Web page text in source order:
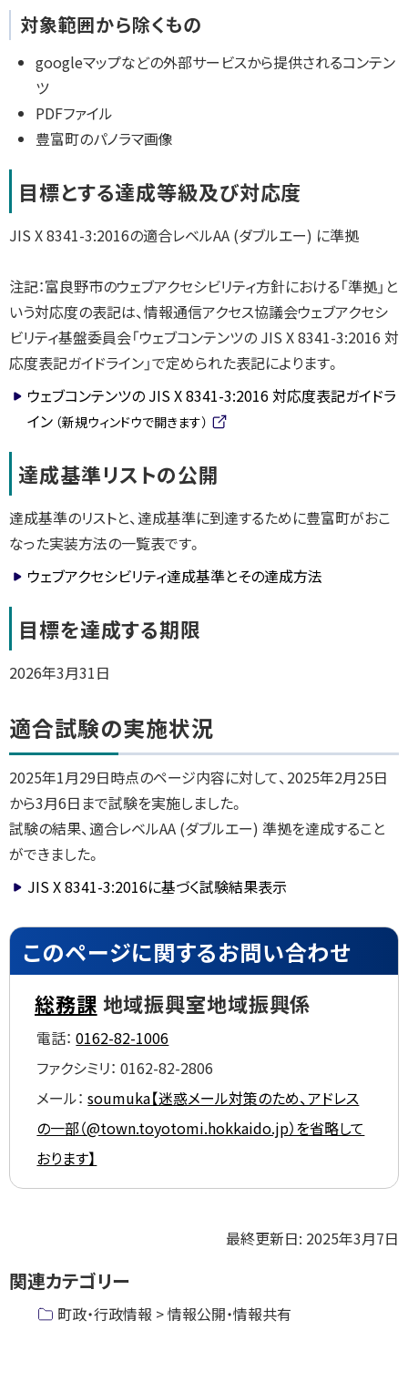
対象範囲から除くもの
googleマップなどの外部サービスから提供されるコンテン
ツ
PDFファイル
豊富町のパノラマ画像
目標とする達成等級及び対応度
JIS X 8341-3:2016の適合レベルAA (ダブルエー) に準拠
注記：富良野市のウェブアクセシビリティ方針における「準拠」と
いう対応度の表記は、情報通信アクセス協議会ウェブアクセシ
ビリティ基盤委員会「ウェブコンテンツの JIS X 8341-3:2016 対
応度表記ガイドライン」で定められた表記によります。
ウェブコンテンツの JIS X 8341-3:2016 対応度表記ガイドラ
イン （新規ウィンドウで開きます）
部
サ
イ
ト)
達成基準リストの公開
達成基準のリストと、達成基準に到達するために豊富町がおこ
なった実装方法の一覧表です。
ウェブアクセシビリティ達成基準とその達成方法
目標を達成する期限
2026年3月31日
適合試験の実施状況
2025年1月29日時点のページ内容に対して、2025年2月25日
から3月6日まで試験を実施しました。
試験の結果、適合レベルAA (ダブルエー) 準拠を達成すること
ができました。
JIS X 8341-3:2016に基づく試験結果表示
ト
プ
このページに関するお問い合わせ
総務課 地域振興室地域振興係
電話： 0162-82-1006
ファクシミリ： 0162-82-2806
メール： soumuka【迷惑メール対策のため、アドレス
の一部（@town.toyotomi.hokkaido.jp）を省略して
おります】
プ
最終更新日: 2025年3月7日
関連カテゴリー
町政・行政情報 > 情報公開・情報共有